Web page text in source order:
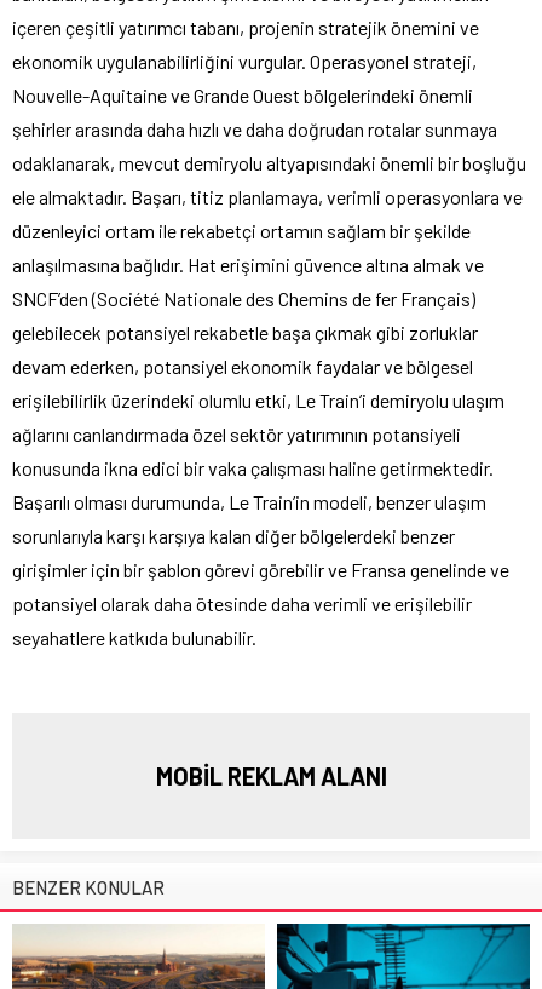
içeren çeşitli yatırımcı tabanı, projenin stratejik önemini ve
ekonomik uygulanabilirliğini vurgular. Operasyonel strateji,
Nouvelle-Aquitaine ve Grande Ouest bölgelerindeki önemli
şehirler arasında daha hızlı ve daha doğrudan rotalar sunmaya
odaklanarak, mevcut demiryolu altyapısındaki önemli bir boşluğu
ele almaktadır. Başarı, titiz planlamaya, verimli operasyonlara ve
düzenleyici ortam ile rekabetçi ortamın sağlam bir şekilde
anlaşılmasına bağlıdır. Hat erişimini güvence altına almak ve
SNCF’den (Société Nationale des Chemins de fer Français)
gelebilecek potansiyel rekabetle başa çıkmak gibi zorluklar
devam ederken, potansiyel ekonomik faydalar ve bölgesel
erişilebilirlik üzerindeki olumlu etki, Le Train’i demiryolu ulaşım
ağlarını canlandırmada özel sektör yatırımının potansiyeli
konusunda ikna edici bir vaka çalışması haline getirmektedir.
Başarılı olması durumunda, Le Train’in modeli, benzer ulaşım
sorunlarıyla karşı karşıya kalan diğer bölgelerdeki benzer
girişimler için bir şablon görevi görebilir ve Fransa genelinde ve
potansiyel olarak daha ötesinde daha verimli ve erişilebilir
seyahatlere katkıda bulunabilir.
MOBİL REKLAM ALANI
BENZER KONULAR